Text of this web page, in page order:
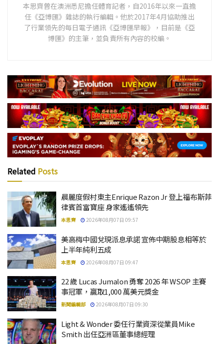
本思齊曾在澳洲悉尼擔任體育記者，自2016年以來一直擔
任《亞博匯》雜誌的執行編輯。他於2017年4月協助推出
了行業領先的每日電子通訊《亞博匯早報》，目前是《亞
博匯》的主筆，並負責所有內容的校編。
Related Posts
晨麗度假村東主Enrique Razon Jr 登上福布斯菲
律賓首富寶座 身家遙遙領先
本思齊 2026年08月07日 09:57
美高梅中國兌現派息承諾 宣佈中期股息相等於
上半年純利五成
本思齊 2026年08月07日 09:47
22 歲 Lucas Jumalon 勇奪 2026 年 WSOP 主賽
事冠軍，贏取1,000 萬美元獎金
新聞編輯部 2026年08月07日 09:30
Light & Wonder 委任行業資深從業員Mike
Smith 出任亞洲區董事總經理